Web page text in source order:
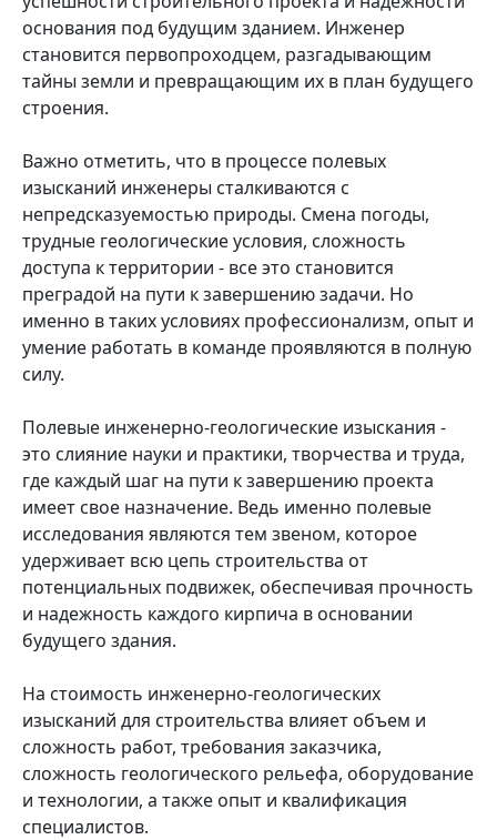
основания под будущим зданием. Инженер
становится первопроходцем, разгадывающим
тайны земли и превращающим их в план будущего
строения.
Важно отметить, что в процессе полевых
изысканий инженеры сталкиваются с
непредсказуемостью природы. Смена погоды,
трудные геологические условия, сложность
доступа к территории - все это становится
преградой на пути к завершению задачи. Но
именно в таких условиях профессионализм, опыт и
умение работать в команде проявляются в полную
силу.
Полевые инженерно-геологические изыскания -
это слияние науки и практики, творчества и труда,
где каждый шаг на пути к завершению проекта
имеет свое назначение. Ведь именно полевые
исследования являются тем звеном, которое
удерживает всю цепь строительства от
потенциальных подвижек, обеспечивая прочность
и надежность каждого кирпича в основании
будущего здания.
На стоимость инженерно-геологических
изысканий для строительства влияет объем и
сложность работ, требования заказчика,
сложность геологического рельефа, оборудование
и технологии, а также опыт и квалификация
специалистов.